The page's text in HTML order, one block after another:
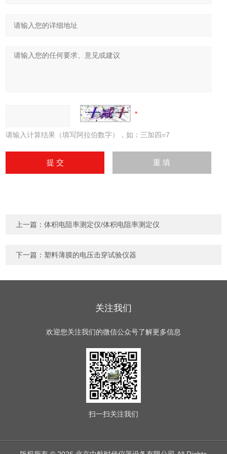
请输入计算结果（填写阿拉伯数字），如：三加四=7
上一篇：体积电阻率测定仪/体积电阻率测定仪
下一篇： 塑料薄膜的电压击穿试验仪器
关注我们
欢迎您关注我们的微信公众号了解更多信息
扫一扫关注我们